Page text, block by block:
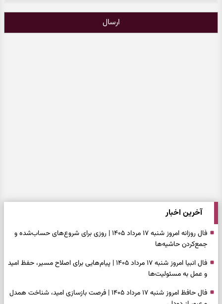
ارسال
آخرین اخبار
فال روزانه امروز شنبه ۱۷ مرداد ۱۴۰۵ | روزی برای شروع‌های حساب‌شده و
جمع‌کردن حاشیه‌ها
فال انبیا امروز شنبه ۱۷ مرداد ۱۴۰۵ | پیام‌هایی برای اصلاح مسیر، حفظ امید
و عمل به مسئولیت‌ها
فال حافظ امروز شنبه ۱۷ مرداد ۱۴۰۵ | فرصت بازسازی امید، شناخت همدل